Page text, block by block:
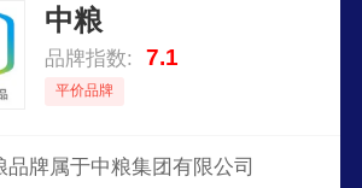
中粮
品牌指数: 7.1
平价品牌
牌属于中粮集团有限公司